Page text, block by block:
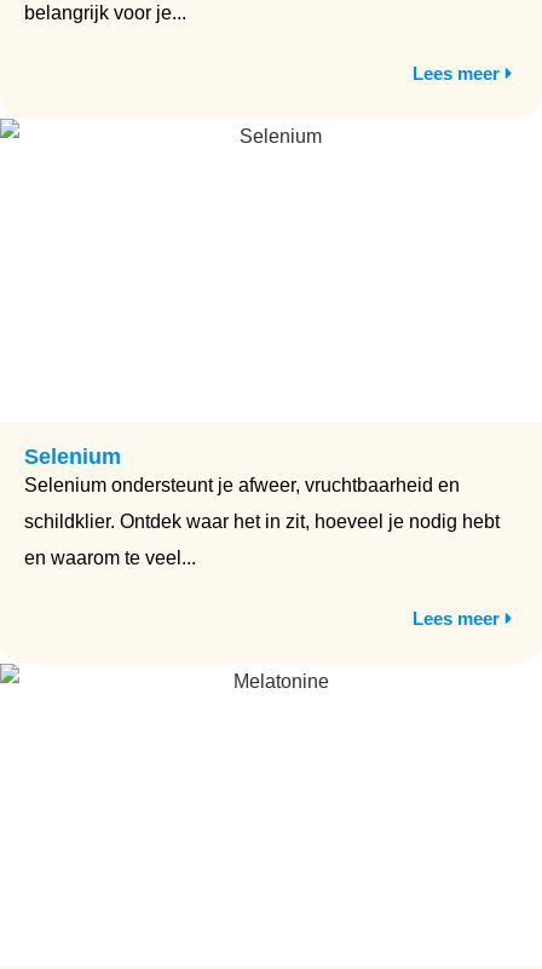
belangrijk voor je...
Lees meer
Selenium
Selenium ondersteunt je afweer, vruchtbaarheid en
schildklier. Ontdek waar het in zit, hoeveel je nodig hebt
en waarom te veel...
Lees meer